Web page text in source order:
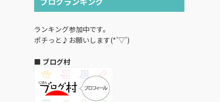
ランキング参加中です。
ポチっと♪お願いします(*'▽')
■ ブログ村